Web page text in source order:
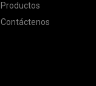
Productos
Contáctenos